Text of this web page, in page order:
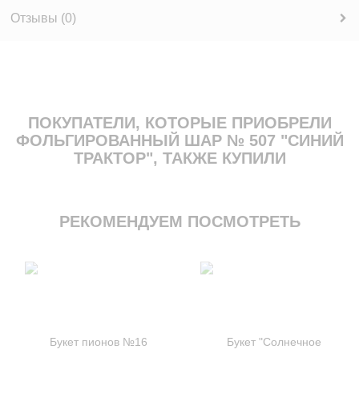
Отзывы (0)
ПОКУПАТЕЛИ, КОТОРЫЕ ПРИОБРЕЛИ
ФОЛЬГИРОВАННЫЙ ШАР № 507 "СИНИЙ
ТРАКТОР", ТАКЖЕ КУПИЛИ
РЕКОМЕНДУЕМ ПОСМОТРЕТЬ